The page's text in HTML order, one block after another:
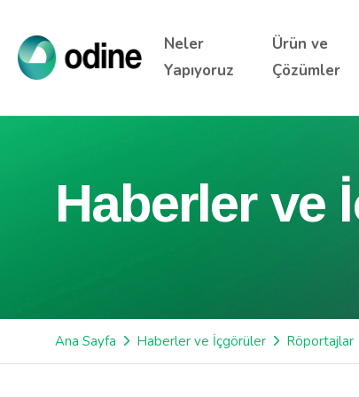
Neler
Yapıyoruz
Ürün ve
Çözümler
Haberler ve
Ana Sayfa Haberler ve İçgörüler Röportajlar